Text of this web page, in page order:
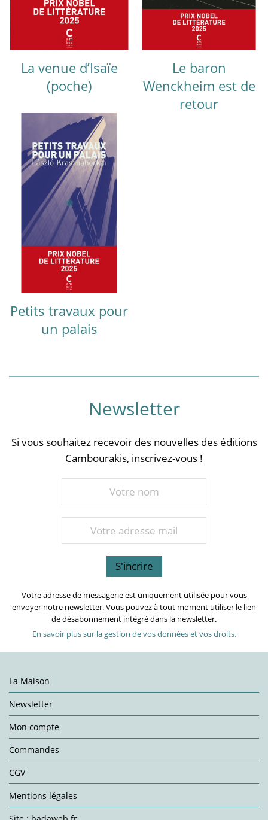
La venue d’Isaïe
(poche)
Le baron
Wenckheim est de
retour
Petits travaux pour
un palais
Newsletter
Si vous souhaitez recevoir des nouvelles des éditions
Cambourakis, inscrivez-vous !
Votre adresse de messagerie est uniquement utilisée pour vous
envoyer notre newsletter. Vous pouvez à tout moment utiliser le lien
de désabonnement intégré dans la newsletter.
En savoir plus sur la gestion de vos données et vos droits.
La Maison
Newsletter
Mon compte
Commandes
CGV
Mentions légales